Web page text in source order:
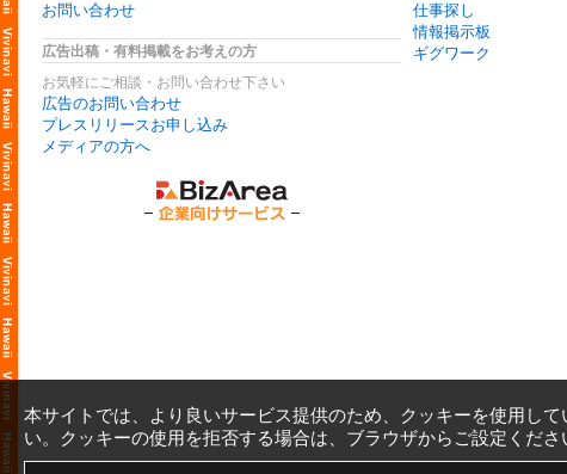
お問い合わせ
広告出稿・有料掲載をお考えの方
お気軽にご相談・お問い合わせ下さい
広告のお問い合わせ
プレスリリースお申し込み
メディアの方へ
仕事探し
情報掲示板
ギグワーク
本サイトでは、より良いサービス提供のため、クッキーを使用して
い。クッキーの使用を拒否する場合は、ブラウザからご設定くださ